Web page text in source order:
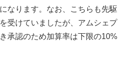
なります。なお、こちらも先駆
受けていましたが、アムシェプ
承認のため加算率は下限の10%